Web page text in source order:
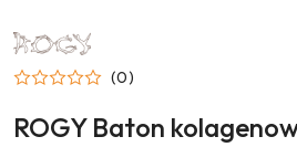
NAZWA
PRODUCENTA:
ROGY
(0)
ROGY Baton